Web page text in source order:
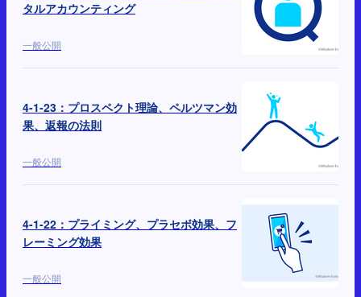
タルアカウンティング
一般公開
4-1-23：プロスペクト理論、ペルツマン効
果、返報の法則
一般公開
4-1-22：プライミング、プラセボ効果、フ
レーミング効果
一般公開